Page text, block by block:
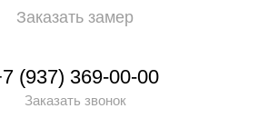
(937) 369-00-00
Заказать звонок
Заказать замер